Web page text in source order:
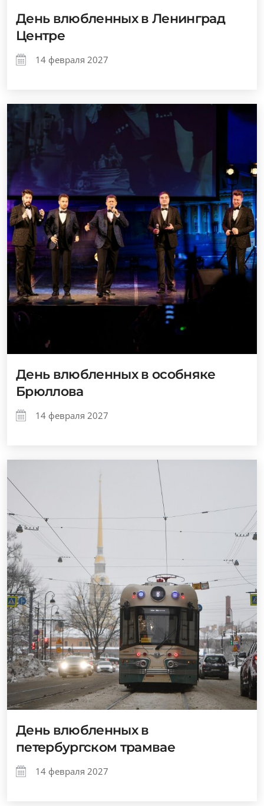
День влюбленных в Ленинград
Центре
14 февраля 2027
День влюбленных в особняке
Брюллова
14 февраля 2027
День влюбленных в
петербургском трамвае
14 февраля 2027